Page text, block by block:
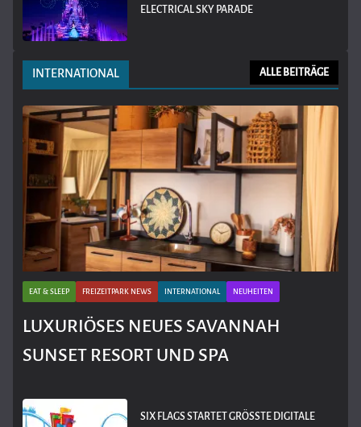
ELECTRICAL SKY PARADE
INTERNATIONAL ALLE BEITRÄGE
EAT & SLEEP FREIZEITPARK NEWS INTERNATIONAL NEUHEITEN
LUXURIÖSES NEUES SAVANNAH
SUNSET RESORT UND SPA
SIX FLAGS STARTET GRÖSSTE DIGITALE A